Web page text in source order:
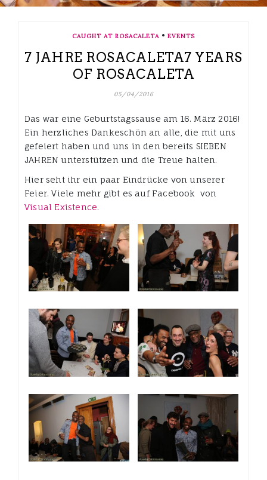
CAUGHT AT ROSACALETA • EVENTS
7 JAHRE ROSACALETA7 YEARS
OF ROSACALETA
05/04/2016
Das war eine Geburtstagssause am 16. März 2016!
Ein herzliches Dankeschön an alle, die mit uns
gefeiert haben und uns in den bereits SIEBEN
JAHREN unterstützen und die Treue halten.
Hier seht ihr ein paar Eindrücke von unserer
Feier. Viele mehr gibt es auf Facebook von
Visual Existence.